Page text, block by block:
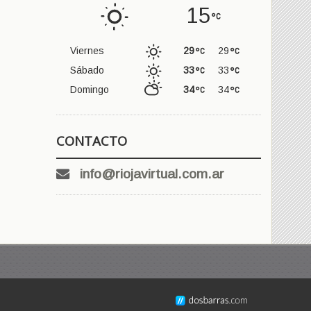
15
Viernes 29
29
Sábado
33
33
Domingo
34
34
CONTACTO
info@riojavirtual.com.ar